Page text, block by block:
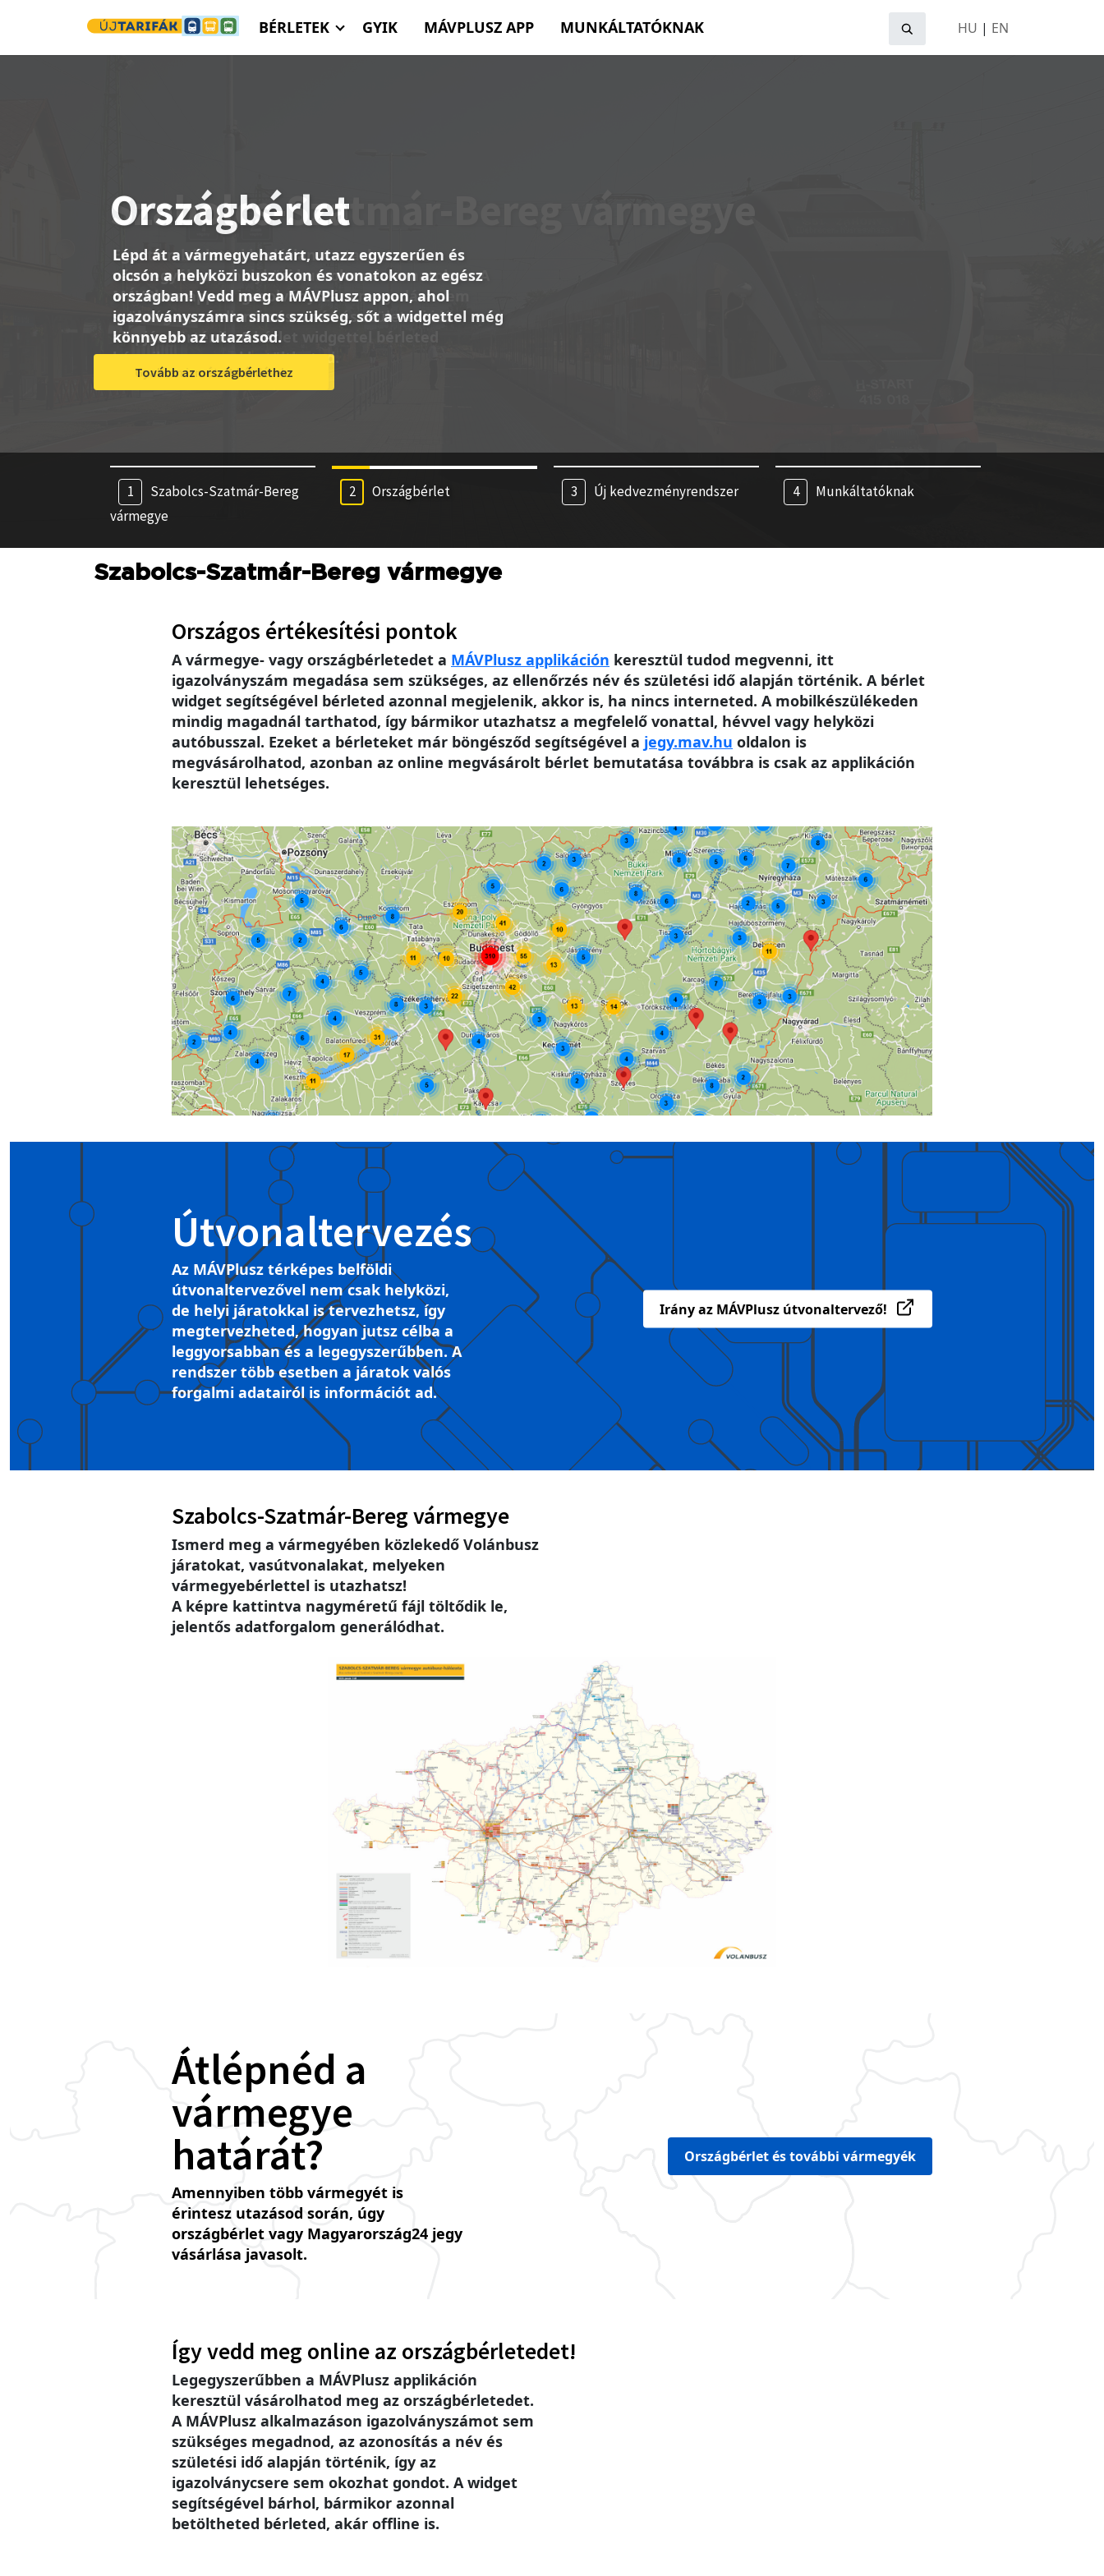
BÉRLETEK GYIK MÁVPLUSZ APP MUNKÁLTATÓKNAK HU | EN
Országbérlet
Lépd át a vármegyehatárt, utazz egyszerűen és
olcsón a helyközi buszokon és vonatokon az egész
országban! Vedd meg a MÁVPlusz appon, ahol
igazolványszámra sincs szükség, sőt a widgettel még
könnyebb az utazásod.
Tovább az országbérlethez
Szabolcs-Szatmár-Bereg
vármegye
Országbérlet Új kedvezményrendszer Munkáltatóknak
Szabolcs-Szatmár-Bereg vármegye
Országos értékesítési pontok
A vármegye- vagy országbérletedet a MÁVPlusz applikáción keresztül tudod megvenni, itt
igazolványszám megadása sem szükséges, az ellenőrzés név és születési idő alapján történik. A bérlet
widget segítségével bérleted azonnal megjelenik, akkor is, ha nincs interneted. A mobilkészülékeden
mindig magadnál tarthatod, így bármikor utazhatsz a megfelelő vonattal, hévvel vagy helyközi
autóbusszal. Ezeket a bérleteket már böngésződ segítségével a jegy.mav.hu oldalon is
megvásárolhatod, azonban az online megvásárolt bérlet bemutatása továbbra is csak az applikáción
keresztül lehetséges.
Image
Útvonaltervezés
Az MÁVPlusz térképes belföldi
útvonaltervezővel nem csak helyközi,
de helyi járatokkal is tervezhetsz, így
megtervezheted, hogyan jutsz célba a
leggyorsabban és a legegyszerűbben. A
rendszer több esetben a járatok valós
forgalmi adatairól is információt ad.
Irány az MÁVPlusz útvonaltervező!
Szabolcs-Szatmár-Bereg vármegye
Ismerd meg a vármegyében közlekedő Volánbusz
járatokat, vasútvonalakat, melyeken
vármegyebérlettel is utazhatsz!
A képre kattintva nagyméretű fájl töltődik le,
jelentős adatforgalom generálódhat.
Image
Átlépnéd a
vármegye
határát?
Amennyiben több vármegyét is
érintesz utazásod során, úgy
országbérlet vagy Magyarország24 jegy
vásárlása javasolt.
Országbérlet és további vármegyék
Így vedd meg online az országbérletedet!
Legegyszerűbben a MÁVPlusz applikáción
keresztül vásárolhatod meg az országbérletedet.
A MÁVPlusz alkalmazáson igazolványszámot sem
szükséges megadnod, az azonosítás a név és
születési idő alapján történik, így az
igazolványcsere sem okozhat gondot. A widget
segítségével bárhol, bármikor azonnal
betöltheted bérleted, akár offline is.